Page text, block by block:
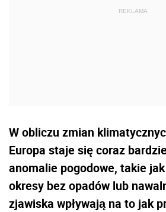
W obliczu zmian
Europa staje się coraz
anomalie pogodowe, takie jak
okresy bez opadów lub
zjawiska wpływają na to jak